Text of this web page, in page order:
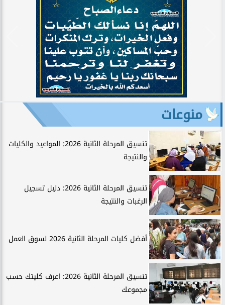
منوعات
تنسيق المرحلة الثانية 2026: المواعيد والكليات
والنتيجة
تنسيق المرحلة الثانية 2026: دليل تسجيل
الرغبات والنتيجة
أفضل كليات المرحلة الثانية 2026 لسوق العمل
تنسيق المرحلة الثانية 2026: اعرف كليتك حسب
مجموعك